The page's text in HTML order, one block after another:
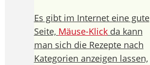
Es gibt im Internet eine gute
Seite, Mäuse-Klickda kann
man sich die Rezepte nach
Kategorien anzeigen lassen,